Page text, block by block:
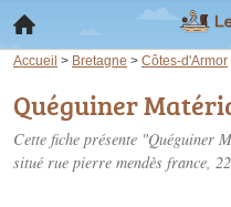
Accueil > Bretagne > Côtes-d'Armor
Quéguiner
Cette fiche présente "Quéguiner
situé rue pierre mendès france,